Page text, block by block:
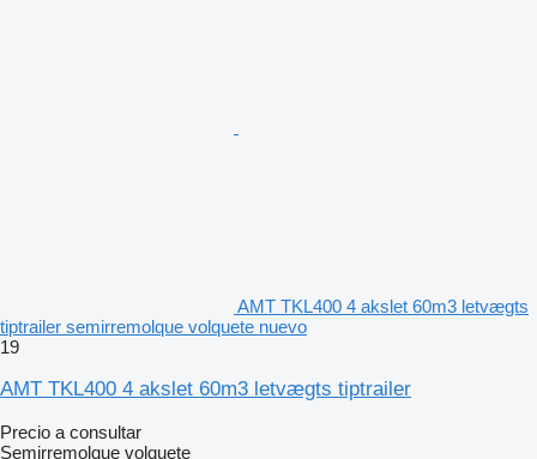
AMT TKL400 4 akslet 60m3 letvægts
tiptrailer semirremolque volquete nuevo
19
AMT TKL400 4 akslet 60m3 letvægts tiptrailer
Precio a consultar
Semirremolque volquete